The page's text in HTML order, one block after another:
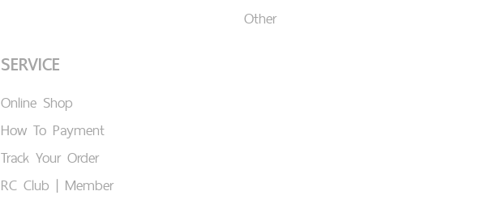
Other
SERVICE
Online Shop
How To Payment
Track Your Order
RC Club | Member